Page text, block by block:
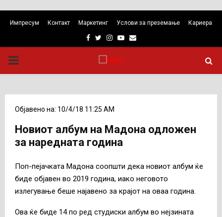
Импресум Контакт Маркетинг Услови за преземање Кариера
Facebook
TwitterInstagram
Youtube
Email
PRIMARY
Објавено на: 10/4/18 11:25 AM
Новиот албум на Мадона одложен
за наредната година
Поп-пејачката Мадона соопшти дека новиот албум ќе
биде објавен во 2019 година, иако неговото
излегување беше најавено за крајот на оваа година.
Ова ќе биде 14 по ред студиски албум во нејзината